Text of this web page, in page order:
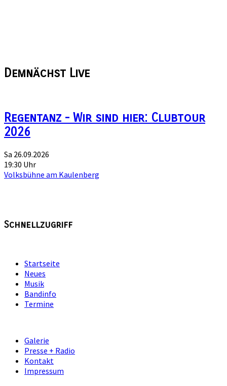
Demnächst Live
Regentanz - Wir sind hier: Clubtour
2026
Sa 26.09.2026
19:30 Uhr
Volksbühne am Kaulenberg
Schnellzugriff
Startseite
Neues
Musik
Bandinfo
Termine
Galerie
Presse + Radio
Kontakt
Impressum